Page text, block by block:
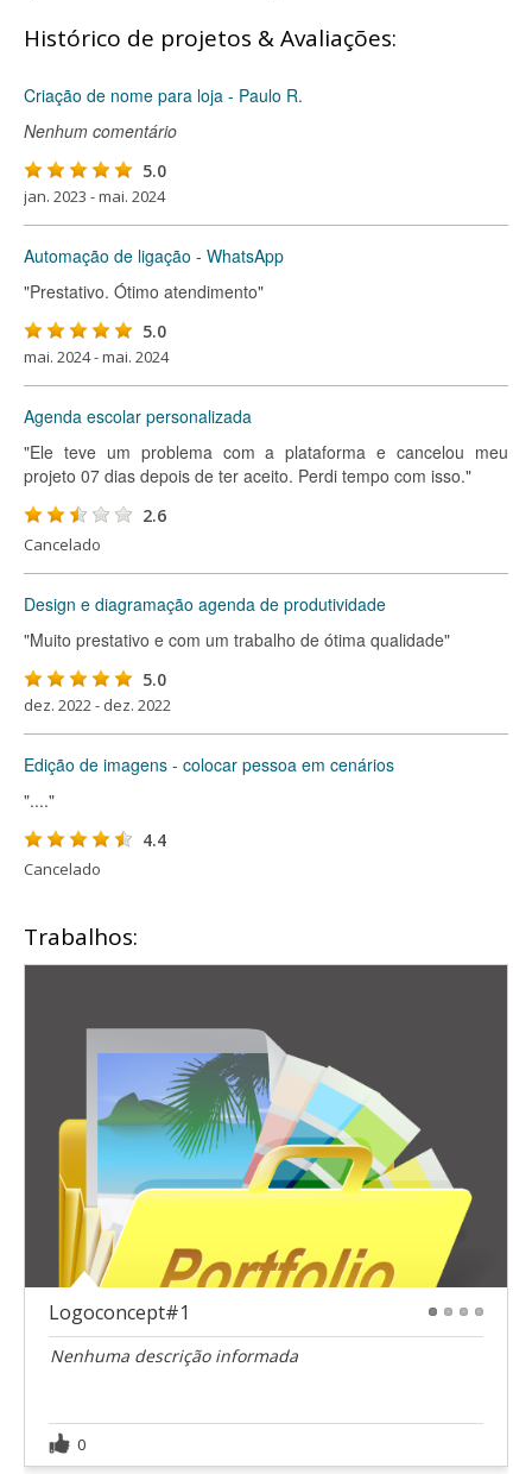
Histórico de projetos & Avaliações:
Criação de nome para loja - Paulo R.
Nenhum comentário
5.0
jan. 2023 - mai. 2024
Automação de ligação - WhatsApp
"Prestativo. Ótimo atendimento"
5.0
mai. 2024 - mai. 2024
Agenda escolar personalizada
"Ele teve um problema com a plataforma e cancelou meu
projeto 07 dias depois de ter aceito. Perdi tempo com isso."
2.6
Cancelado
Design e diagramação agenda de produtividade
"Muito prestativo e com um trabalho de ótima qualidade"
5.0
dez. 2022 - dez. 2022
Edição de imagens - colocar pessoa em cenários
"...."
4.4
Cancelado
Trabalhos:
Logoconcept#1
Nenhuma descrição informada
0